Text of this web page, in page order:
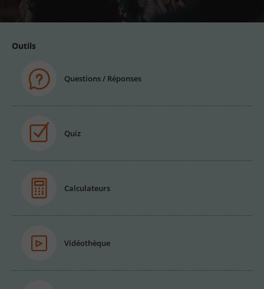
Outils
Questions / Réponses
Quiz
Calculateurs
Vidéothèque